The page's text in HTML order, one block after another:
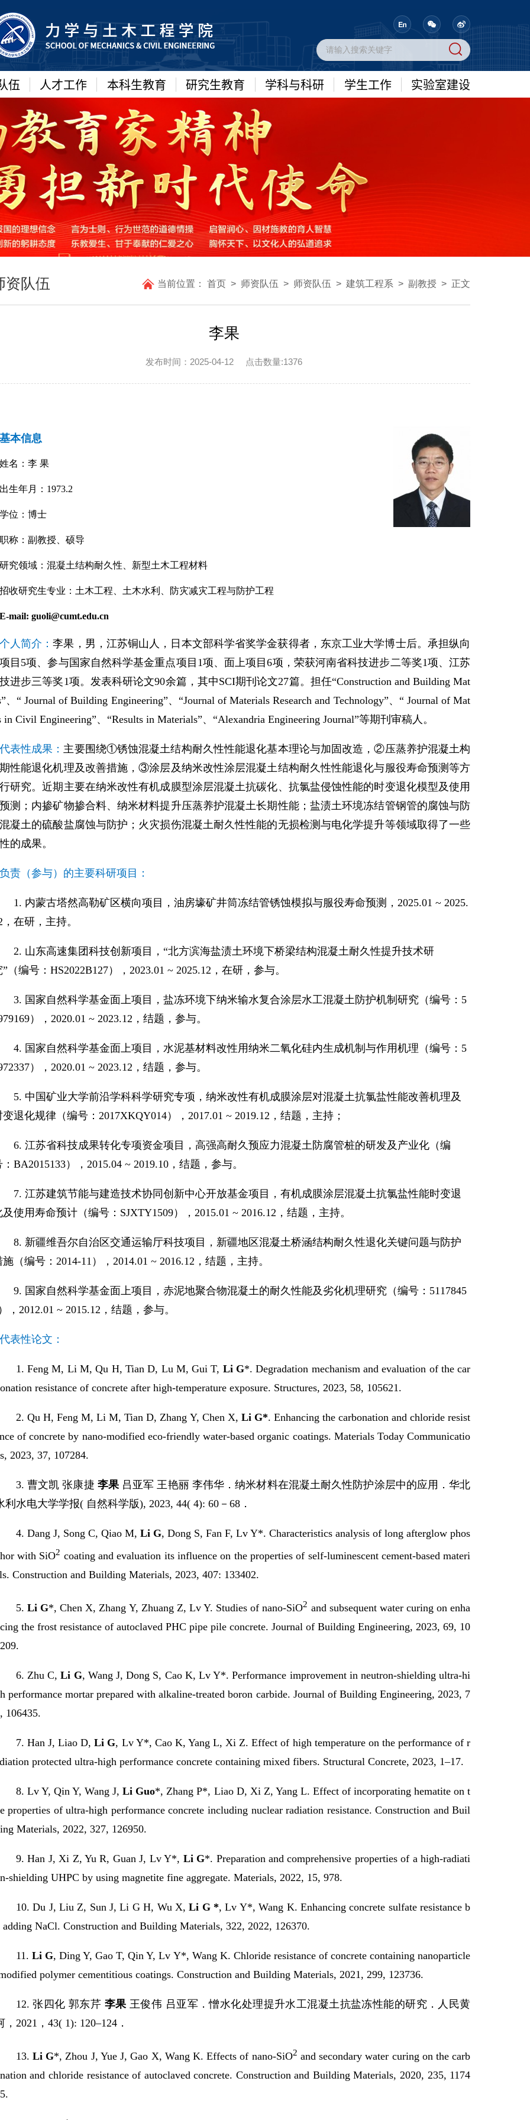
伍 人才工作 本科生教育 研究生教育 学科与科研 学生工作 实验室建设
资队伍 当前位置：首页 > 师资队伍 > 师资队伍 >建筑工程系 >副教授 > 正文
李果
发布时间：2025-04-12 点击数量:1376
本信息
名： 李 果
生年月： 1973.2
位：博士
称： 副教授、硕导
究领域： 混凝土结构耐久性、新型土木工程材料
收研究生专业： 土木工程、土木水利、防灾减灾工程与防护工程
mail: guoli@cumt.edu.cn
人简介：李果，男，江苏铜山人，日本文部科学省奖学金获得者，东京工业大学博士后。承担纵向
目 5项、参与国家自然科学基金重点项目 1项、面上项目6项，荣获河南省科技进步二等奖1项、江苏
进步三等奖1项。发表科研论文90余篇，其中SCI期刊论文27篇。担任“Construction and Building Mat
”、“ Journal of Building Engineering”、“Journal of Materials Research and Technology”、“Journal of Mat
in Civil Engineering”、“Results in Materials”、“Alexandria Engineering Journal”等期刊审稿人。
表性成果： 主要围绕①锈蚀混凝土结构耐久性性能退化基本理论与加固改造，②压蒸养护混凝土构
性能退化机理及改善措施，③涂层及纳米改性涂层混凝土结构耐久性性能退化与服役寿命预测等方
研究。近期主要在纳米改性有机成膜型涂层混凝土抗碳化、抗氯盐侵蚀性能的时变退化模型及使用
测；内掺矿物掺合料、纳米材料提升压蒸养护混凝土长期性能；盐渍土环境冻结管钢管的腐蚀与防
凝土的硫酸盐腐蚀与防护；火灾损伤混凝土耐久性性能的无损检测与电化学提升等领域取得了一些
的成果。
责（参与）的主要科研项目：
1. 内蒙古塔然高勒矿区横向项目，油房壕矿井筒冻结管锈蚀模拟与服役寿命预测， 2025.01 ~ 2025.
，在研，主持。
2. 山东高速集团科技创新项目，“北方滨海盐渍土环境下桥梁结构混凝土耐久性提升技术研
（编号： HS2022B127）， 2023.01 ~ 2025.12 ，在研，参与。
3. 国家自然科学基金面上项目，盐冻环境下纳米输水复合涂层水工混凝土防护机制研究（编号： 5
）， 2020.01 ~ 2023.12 ，结题，参与。
4. 国家自然科学基金面上项目，水泥基材料改性用纳米二氧化硅内生成机制与作用机理（编号： 5
）， 2020.01 ~ 2023.12 ，结题，参与。
5. 中国矿业大学前沿学科科学研究专项 ， 纳米改性有机成膜涂层对混凝土抗氯盐性能改善机理及
变退化规律（编号： 2017XKQY014） ， 2017.01 ~ 2019.12 ，结题，主持；
6. 江苏省科技成果转化专项资金项目，高强高耐久预应力混凝土防腐管桩的研发及产业化（编
BA2015133）， 2015.04 ~ 2019.10，结题，参与。
7. 江苏建筑节能与建造技术协同创新中心开放基金项目， 有机成膜涂层混凝土抗氯盐性能时变退
及使用寿命预计（编号： SJXTY1509）， 2015.01 ~ 2016.12 ，结题，主持。
8. 新疆维吾尔自治区交通运输厅科技项目，新疆地区混凝土桥涵结构耐久性退化关键问题与防护
施（编号： 2014-11 ）， 2014.01 ~ 2016.12 ，结题，主持。
9. 国家自然科学基金面上项目， 赤泥地聚合物混凝土的耐久性能及劣化机理研究（编号： 5117845
， 2012.01 ~ 2015.12 ，结题，参与。
表性论文：
1.Feng M, Li M, Qu H, Tian D, Lu M, Gui T, Li G*. Degradation mechanism and evaluation of the car
resistance of concrete after high-temperature exposure. Structures, 2023, 58, 105621.
2. Qu H, Feng M, Li M, Tian D, Zhang Y, Chen X, Li G*. Enhancing the carbonation and chloride resist
of concrete by nano-modified eco-friendly water-based organic coatings. Materials Today Communicatio
2023, 37, 107284.
3. 曹文凯 张康捷 李果 吕亚军 王艳丽 李伟华．纳米材料在混凝土耐久性防护涂层中的应用．华北
利水电大学学报( 自然科学版), 2023, 44( 4): 60－ 68．
4. Dang J, Song C, Qiao M, Li G, Dong S, Fan F, Lv Y*. Characteristics analysis of long afterglow phos
with SiO2 coating and evaluation its influence on the properties of self-luminescent cement-based materi
Construction and Building Materials, 2023, 407: 133402.
5. Li G*, Chen X, Zhang Y, Zhuang Z, Lv Y. Studies of nano-SiO2 and subsequent water curing on enha
the frost resistance of autoclaved PHC pipe pile concrete.Journal of Building Engineering, 2023, 69, 10
6. Zhu C,Li G, Wang J, Dong S, Cao K, Lv Y*. Performance improvement in neutron-shielding ultra-hi
performance mortar prepared with alkaline-treated boron carbide. Journal of Building Engineering, 2023, 7
106435.
7. Han J, Liao D,Li G, Lv Y*, Cao K, Yang L, Xi Z. Effect of high temperature on the performance of r
protected ultra-high performance concrete containing mixed fibers. Structural Concrete, 2023, 1–17.
8. Lv Y, Qin Y, Wang J,Li Guo*, Zhang P*, Liao D, Xi Z, Yang L. Effect of incorporating hematite on t
properties of ultra-high performance concrete including nuclear radiation resistance. Construction and Buil
Materials, 2022, 327, 126950.
9.Han J, Xi Z, Yu R, Guan J, Lv Y*, Li G*. Preparation and comprehensive properties of a high-radiati
shielding UHPC by using magnetite fine aggregate. Materials, 2022, 15, 978.
10.Du J, Liu Z, SunJ, Li G H, Wu X,Li G *, Lv Y*,Wang K. Enhancing concrete sulfate resistance b
adding NaCl. Construction and Building Materials, 322, 2022, 126370.
11. Li G, Ding Y, Gao T, Qin Y, Lv Y*, Wang K. Chloride resistance of concrete containing nanoparticle
polymer cementitious coatings. Construction and Building Materials, 2021, 299, 123736.
12.张四化 郭东芹 李果 王俊伟 吕亚军．憎水化处理提升水工混凝土抗盐冻性能的研究．人民黄
， 2021 ， 43( 1): 120–124．
13.Li G*, Zhou J, Yue J, Gao X, Wang K. Effects of nano-SiO2 and secondary water curing on the carb
and chloride resistance of autoclaved concrete. Construction and Building Materials, 2020, 235, 1174